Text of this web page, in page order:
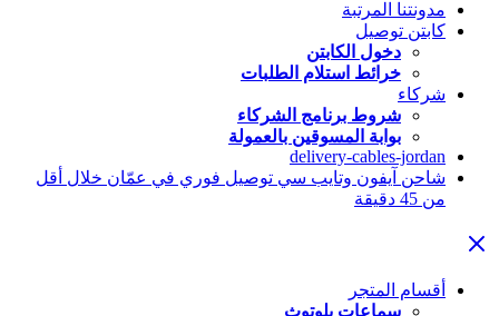
مدونتنا المرتبة
كابتن توصيل
دخول الكابتن
خرائط استلام الطلبات
شركاء
شروط برنامج الشركاء
بوابة المسوقين بالعمولة
delivery-cables-jordan
شاحن آيفون وتايب سي توصيل فوري في عمّان خلال أقل
من 45 دقيقة
أقسام المتجر
سماعات بلوتوث